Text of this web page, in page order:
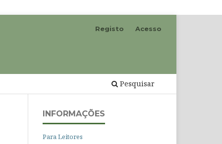
Pesquisar
Registo Acesso
INFORMAÇÕES
Para Leitores